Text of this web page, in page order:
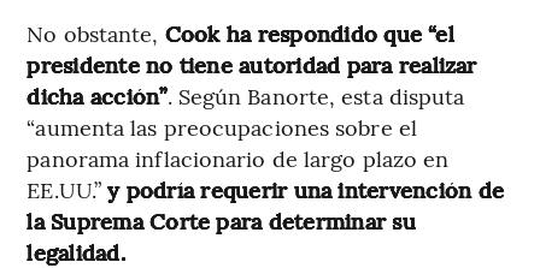
No obstante, Cook ha respondido que “el
presidente no tiene autoridad para realizar
dicha acción”. Según Banorte, esta disputa
“aumenta las preocupaciones sobre el
panorama inflacionario de largo plazo en
EE.UU.”y podría requerir una intervención de
la Suprema Corte para determinar su
legalidad.